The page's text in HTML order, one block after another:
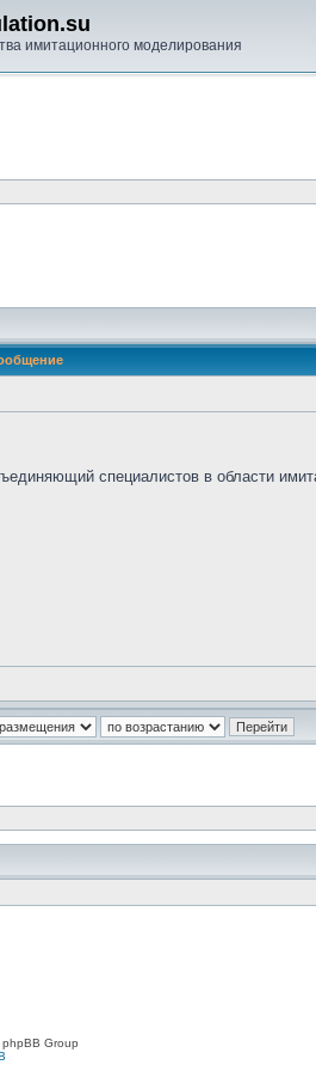
имитационного моделирования
специалистов в области
Group